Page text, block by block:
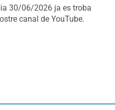
30/06/2026 ja es troba
canal de YouTube.